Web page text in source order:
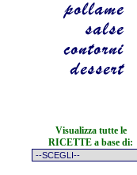
Visualizza tutte le
RICETTE a base di: